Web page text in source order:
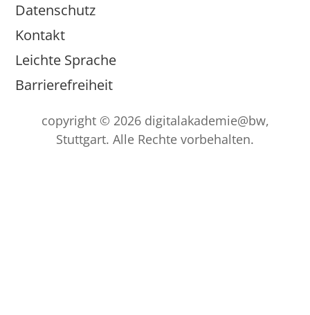
Datenschutz
Kontakt
Leichte Sprache
Barrierefreiheit
copyright © 2026 digitalakademie@bw,
Stuttgart. Alle Rechte vorbehalten.